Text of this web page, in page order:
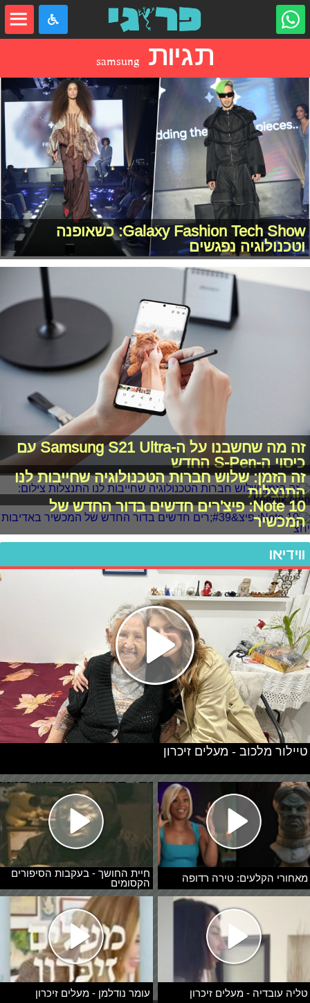
תגיות samsung
Galaxy Fashion Tech Show: כשאופנה
וטכנולוגיה נפגשים
זה מה שחשבנו על ה-Samsung S21 Ultra עם
כיסוי ה-S-Pen החדש
זה הזמן: שלוש חברות הטכנולוגיה שחייבות לנו
התנצלות
Note 10: פיצ'רים חדשים בדור החדש של
המכשיר
ווידיאו
מאחורי הקלעים: טירה רדופה
חיית החושך - בעקבות הסיפורים
הקסומים
טליה עובדיה - מעלים זיכרון עומר נודלמן - מעלים זיכרון
טיילור מלכוב - מעלים זיכרון